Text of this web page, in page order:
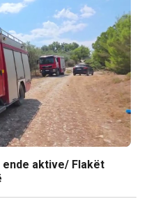
aktive/ Flakët